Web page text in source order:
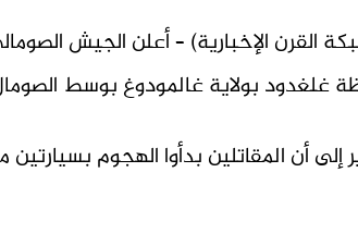
القرن الإخبارية) – أعلن الجيش
غلغدود بولاية غالمودوغ بوسط
إلى أن المقاتلين بدأوا الهجوم